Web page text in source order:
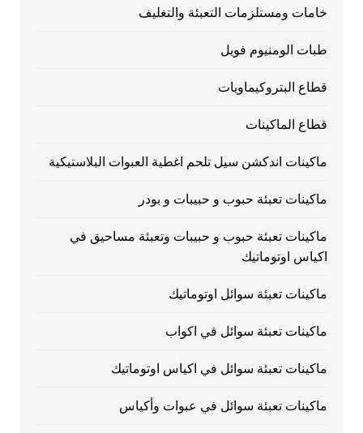
خامات ومستلزمات التعبئة والتغليف
طبات الومنيوم فويل
قطاع البتروكيماويات
قطاع الماكينات
ماكينات اندكشن سيل تلحم اغطية العبوات البلاستيكية
ماكينات تعبئة حبوب و حبيبات و بودر
ماكينات تعبئة حبوب و حبيبات وتعبئة مساحيق في
اكياس اوتوماتيك
ماكينات تعبئة سوائل اوتوماتيك
ماكينات تعبئة سوائل في اكواب
ماكينات تعبئة سوائل في اكياس اوتوماتيك
ماكينات تعبئة سوائل في عبوات وأكياس